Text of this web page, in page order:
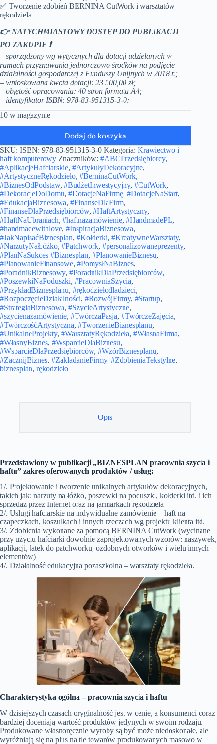
✅ Tworzenie zdobień BERNINA CutWork i warsztatów
rękodzieła
👉 NATYCHMIASTOWY DOSTĘP DO PUBLIKACJI
PO ZAKUPIE ❗
– sporządzony wg wytycznych dla dotacji udzielanych w
ramach przyznawania jednorazowo środków na podjęcie
działalności gospodarczej z Funduszy Unijnych w 2018 r.;
– wnioskowana kwota dotacji: 23 500,00 zł;
– objętość opracowania: 40 stron formatu A4;
– identyfikator ISBN: 978-83-951315-3-0;
10 w magazynie
Dodaj do koszyka
SKU: ISBN: 978-83-951315-3-0 Kategoria: Krawiectwo i
haft komputerowy Znaczników: #ABCPrzedsiębiorcy,
#AplikacjeHafciarskie, #ArtykułyDekoracyjne,
#ArtystyczneRękodzieło, #BerninaCutWork,
#BiznesOdPodstaw, #BudżetInwestycyjny, #CutWork,
#DekoracjeDoDomu, #DotacjeNaFirmę, #DotacjeNaStart,
#EdukacjaBiznesowa, #FinanseDlaFirm,
#FinanseDlaPrzedsiębiorców, #HaftArtystyczny,
#HaftNaUbraniach, #haftnazamówienie, #HandmadePL,
#handmadewithlove, #InspiracjaBiznesowa,
#JakNapisaćBiznesplan, #Kołderki, #KreatywneWarsztaty,
#NarzutyNaŁóżko, #Patchwork, #personalizowaneprezenty,
#PlanNaSukces #Biznesplan, #PlanowanieBiznesu,
#PlanowanieFinansowe, #PomysłNaBiznes,
#PoradnikBiznesowy, #PoradnikDlaPrzedsiębiorców,
#PoszewkiNaPoduszki, #PracowniaSzycia,
#PrzykładBiznesplanu, #rękodziełodladzieci,
#RozpoczęcieDziałalności, #RozwójFirmy, #Startup,
#StrategiaBiznesowa, #SzycieArtystyczne,
#szycienazamówienie, #TwórczaPasja, #TwórczeZajęcia,
#TwórczośćArtystyczna, #TworzenieBiznesplanu,
#UnikalneProjekty, #WarsztatyRękodzieła, #WłasnaFirma,
#WłasnyBiznes, #WsparcieDlaBiznesu,
#WsparcieDlaPrzedsiębiorców, #WzórBiznesplanu,
#ZacznijBiznes, #ZakładanieFirmy, #ZdobieniaTekstylne,
biznesplan, rękodzieło
Opis
Przedstawiony w publikacji „BIZNESPLAN pracownia szycia i
haftu” zakres oferowanych produktów / usług:
1/. Projektowanie i tworzenie unikalnych artykułów dekoracyjnych,
takich jak: narzuty na łóżko, poszewki na poduszki, kołderki itd. i ich
sprzedaż przez Internet oraz na jarmarkach rękodzieła
2/. Usługi hafciarskie na indywidualne zamówienie – haft na
czapeczkach, koszulkach i innych rzeczach wg projektu klienta itd.
3/. Zdobienia wykonane za pomocą BERNINA CutWork (wycinane
przy użyciu hafciarki dowolnie zaprojektowanych wzorów: naszywek,
aplikacji, łatek do patchworku, ozdobnych otworków i wielu innych
elementów)
4/. Działalność edukacyjna pozaszkolna – warsztaty rękodzieła.
Charakterystyka ogólna –pracownia szycia i haftu
W dzisiejszych czasach oryginalność jest w cenie, a konsumenci coraz
bardziej doceniają wartość produktów jedynych w swoim rodzaju.
Produkowane własnoręcznie wyroby są być może niedoskonałe, ale
wyróżniają się na plus na tle towarów produkowanych masowo w